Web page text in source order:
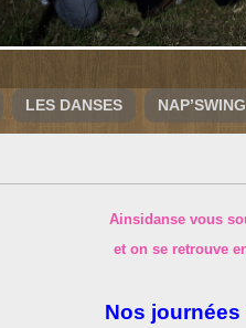
LES DANSES
Ainsidanse vous
et on se retrouve
Nos